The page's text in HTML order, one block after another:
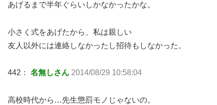
あげるまで半年ぐらいしかなかったかな。
小さく式をあげたから、私は親しい
友人以外には連絡しなかったし招待もしなかった。
442： 名無しさん 2014/08/29 10:58:04
高校時代から…先生懲罰モノじゃないの。